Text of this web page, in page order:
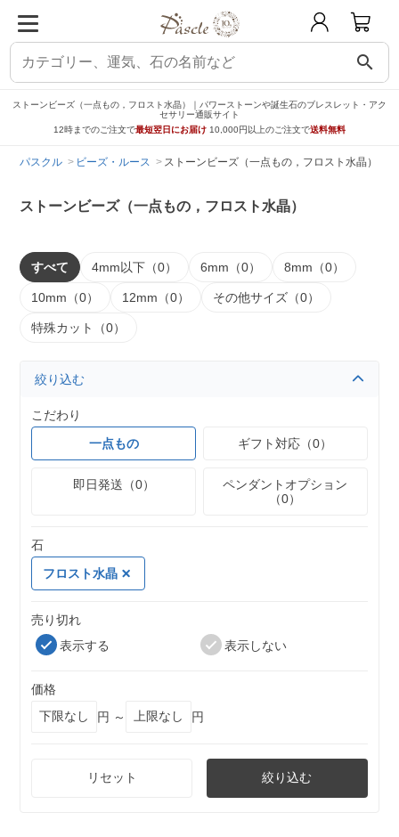
search
ストーンビーズ（一点もの，フロスト水晶）｜パワーストーンや誕生石のブレスレット・アク
セサリー通販サイト
12時までのご注文で最短翌日にお届け 10,000円以上のご注文で送料無料
パスクル ビーズ・ルース ストーンビーズ（一点もの，フロスト水晶）
ストーンビーズ（一点もの，フロスト水晶）
すべて 4mm以下（0） 6mm（0） 8mm（0）
10mm（0） 12mm（0） その他サイズ（0）
特殊カット（0）
絞り込む
こだわり
一点もの
ギフト対応（0）
即日発送（0）
ペンダントオプション
（0）
石
フロスト水晶
売り切れ
表示する
表示しない
価格
円 ～
円
リセット 絞り込む